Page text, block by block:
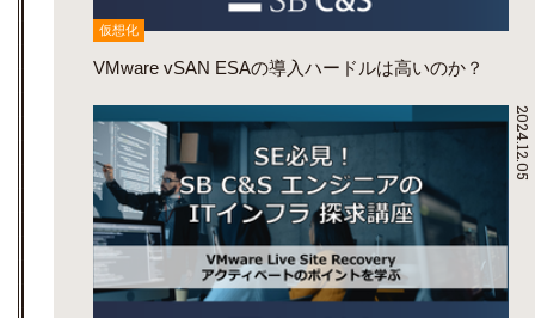
仮想化
VMware vSAN ESAの導入ハードルは高いのか？
2024.12.05